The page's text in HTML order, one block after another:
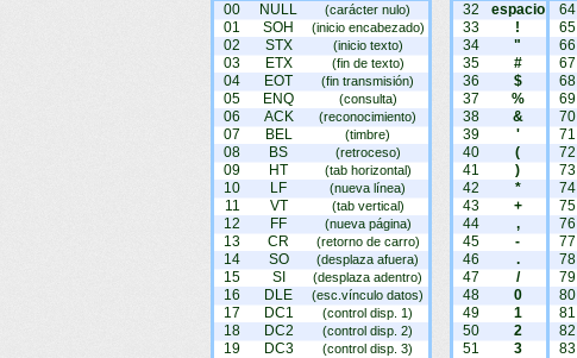
00 NULL (carácter nulo)
01 SOH (inicio encabezado)
02 STX (inicio texto)
03 ETX (fin de texto)
04 EOT (fin transmisión)
05 ENQ (consulta)
06 ACK (reconocimiento)
07 BEL (timbre)
08 BS (retroceso)
09 HT (tab horizontal)
10 LF (nueva línea)
11 VT (tab vertical)
12 FF (nueva página)
13 CR (retorno de carro)
14 SO (desplaza afuera)
15 SI (desplaza adentro)
16 DLE (esc.vínculo datos)
17 DC1 (control disp. 1)
18 DC2 (control disp. 2)
19 DC3 (control disp. 3)
32
espacio
33
!
34
"
35
#
36
$
37
%
38
&
39
'
40
(
41
)
42
*
43
+
44
,
45
-
46
.
47
/
48
0
49
1
50
2
51
3
64
65
66
67
68
69
70
71
72
73
74
75
76
77
78
79
80
81
82
83